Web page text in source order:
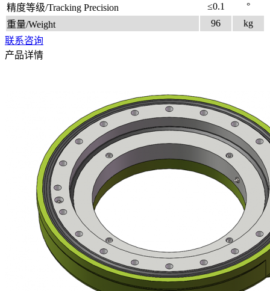
精度等级/Tracking Precision
≤0.1
°
重量/Weight
96
kg
联系咨询
产品详情